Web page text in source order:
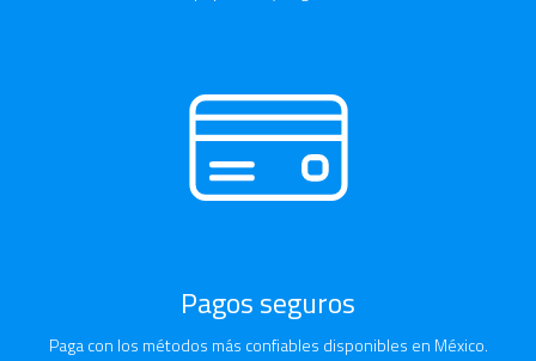
Pagos seguros
Paga con los métodos más confiables disponibles en México.